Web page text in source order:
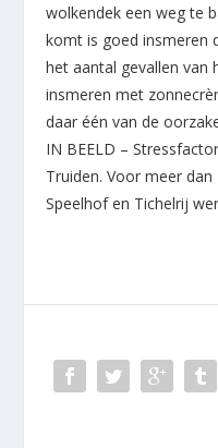
wolkendek een weg te
komt is goed insmeren
het aantal gevallen van
insmeren met
daar één van de
IN BEELD –
Truiden. Voor meer
Speelhof en Tichelrij